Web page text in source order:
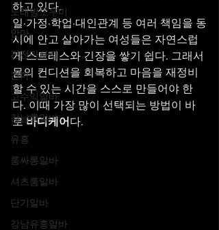
노래방도우미
안마
건전마사지
건마
고수익알바
강남룸알바
유흥
룸싸롱알바
셔츠룸알바
단기알바
강남유흥알바
하고 있다.
일·가정·학업·대인관계 등 여러 책임을 동
시에 안고 살아가는 여성들은 자연스럽
게 스트레스와 긴장을 쌓기 쉽다. 그래서
몸의 컨디션을 회복하고 마음을 재정비
할 수 있는 시간을 스스로 만들어야 한
다. 이때 가장 많이 선택되는 방법이 바
로 바디케어 다.